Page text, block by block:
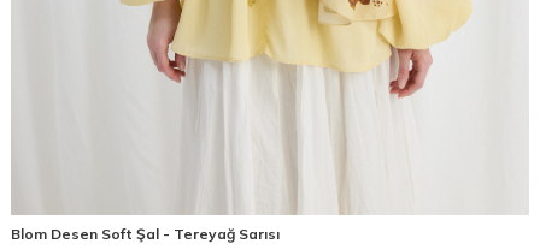
Blom Desen Soft Şal - Tereyağ Sarısı